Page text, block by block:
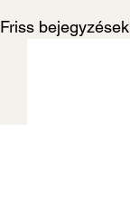
Friss bejegyzések